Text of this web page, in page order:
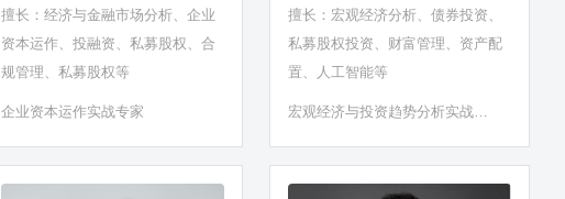
擅长：经济与金融市场分析、企业
资本运作、投融资、私募股权、合
规管理、私募股权等
企业资本运作实战专家
擅长：宏观经济分析、债券投资、
私募股权投资、财富管理、资产配
置、人工智能等
宏观经济与投资趋势分析实战专
家